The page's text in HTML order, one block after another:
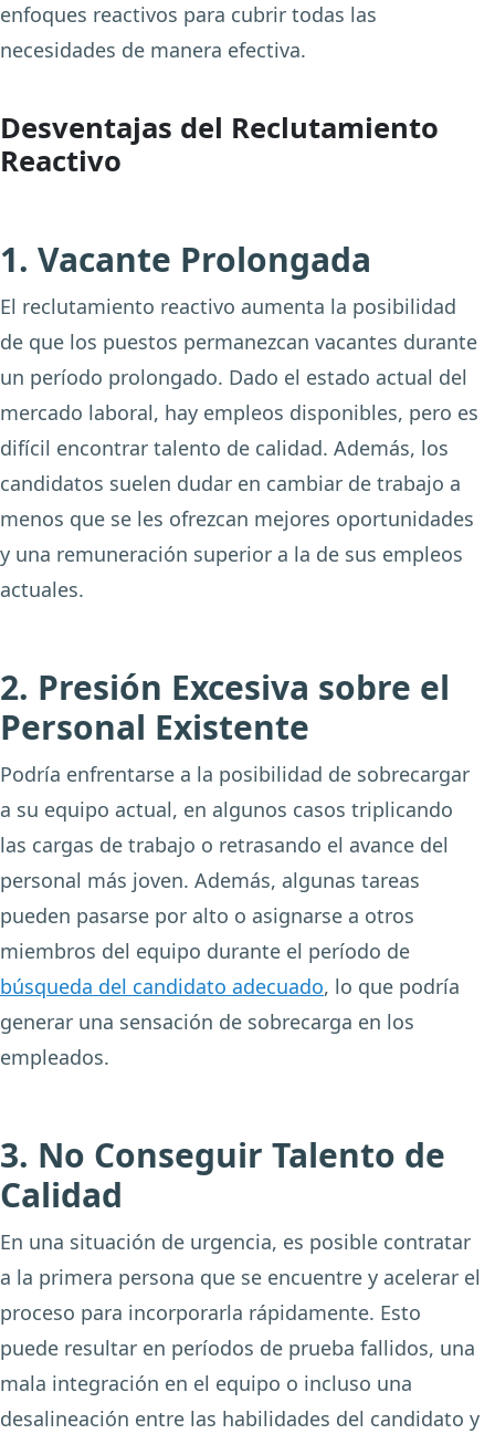
enfoques reactivos para cubrir todas las
necesidades de manera efectiva.
Desventajas del Reclutamiento
Reactivo
1. Vacante Prolongada
El reclutamiento reactivo aumenta la posibilidad
de que los puestos permanezcan vacantes durante
un período prolongado. Dado el estado actual del
mercado laboral, hay empleos disponibles, pero es
difícil encontrar talento de calidad. Además, los
candidatos suelen dudar en cambiar de trabajo a
menos que se les ofrezcan mejores oportunidades
y una remuneración superior a la de sus empleos
actuales.
2. Presión Excesiva sobre el
Personal Existente
Podría enfrentarse a la posibilidad de sobrecargar
a su equipo actual, en algunos casos triplicando
las cargas de trabajo o retrasando el avance del
personal más joven. Además, algunas tareas
pueden pasarse por alto o asignarse a otros
miembros del equipo durante el período de
búsqueda del candidato adecuado, lo que podría
generar una sensación de sobrecarga en los
empleados.
3. No Conseguir Talento de
Calidad
En una situación de urgencia, es posible contratar
a la primera persona que se encuentre y acelerar el
proceso para incorporarla rápidamente. Esto
puede resultar en períodos de prueba fallidos, una
mala integración en el equipo o incluso una
desalineación entre las habilidades del candidato y